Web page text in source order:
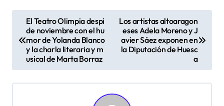
e
g
El Teatro Olimpia despi
de noviembre con el hu
mor de Yolanda Blanco
y la charla literaria y m
usical de Marta Borraz
Los artistas altoaragon
eses Adela Moreno y J
avier Sáez exponen en
la Diputación de Huesc
a